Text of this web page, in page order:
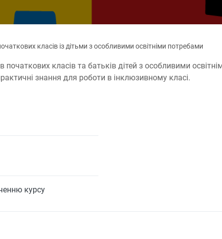
класів із дітьми з особливими освітніми потребами
початкових класів та батьків дітей з особливими
знання для роботи в інклюзивному класі.
курсу